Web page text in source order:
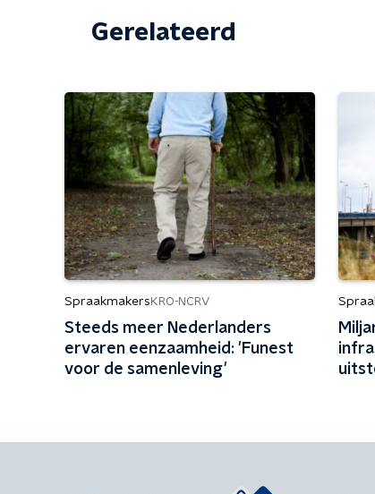
Gerelateerd
Spraakmakers KRO-NCRV
Steeds meer Nederlanders
ervaren eenzaamheid: 'Funest
voor de samenleving'